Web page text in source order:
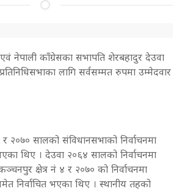
एवं नेपाली काँग्रेसका सभापति शेरबहादुर देउवा
लागि सर्वसम्मत रुपमा उम्मेदवार
र २०७० सालको संविधानसभाको निर्वाचनमा
थिए । देउवा २०६४ सालको निर्वाचनमा
क्षेत्र नं ४ र २०७० को निर्वाचनमा
निर्वाचित भएका थिए । स्थानीय तहको